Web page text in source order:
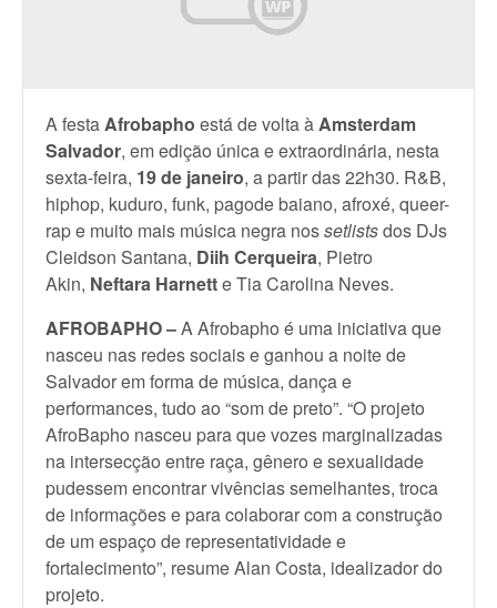
A festaAfrobapho está de volta àAmsterdam
Salvador, em edição única e extraordinária, nesta
sexta-feira, 19 de janeiro, a partir das 22h30. R&B,
hiphop, kuduro, funk, pagode baiano, afroxé, queer-
rap e muito mais música negra nossetlistsdos DJs
Cleidson Santana, Diih Cerqueira, Pietro
Akin, Neftara Harnette Tia Carolina Neves.
AFROBAPHO –A Afrobapho é uma iniciativa que
nasceu nas redes sociais e ganhou a noite de
Salvador em forma de música, dança e
performances, tudo ao “som de preto”. “O projeto
AfroBapho nasceu para que vozes marginalizadas
na intersecção entre raça, gênero e sexualidade
pudessem encontrar vivências semelhantes, troca
de informações e para colaborar com a construção
de um espaço de representatividade e
fortalecimento”, resume Alan Costa, idealizador do
projeto.